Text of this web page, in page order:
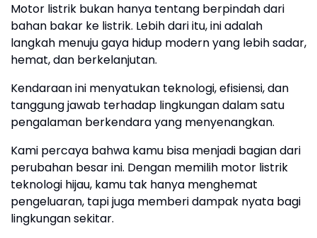
Motor listrik bukan hanya tentang berpindah dari
bahan bakar ke listrik. Lebih dari itu, ini adalah
langkah menuju gaya hidup modern yang lebih sadar,
hemat, dan berkelanjutan.
Kendaraan ini menyatukan teknologi, efisiensi, dan
tanggung jawab terhadap lingkungan dalam satu
pengalaman berkendara yang menyenangkan.
Kami percaya bahwa kamu bisa menjadi bagian dari
perubahan besar ini. Dengan memilih motor listrik
teknologi hijau, kamu tak hanya menghemat
pengeluaran, tapi juga memberi dampak nyata bagi
lingkungan sekitar.